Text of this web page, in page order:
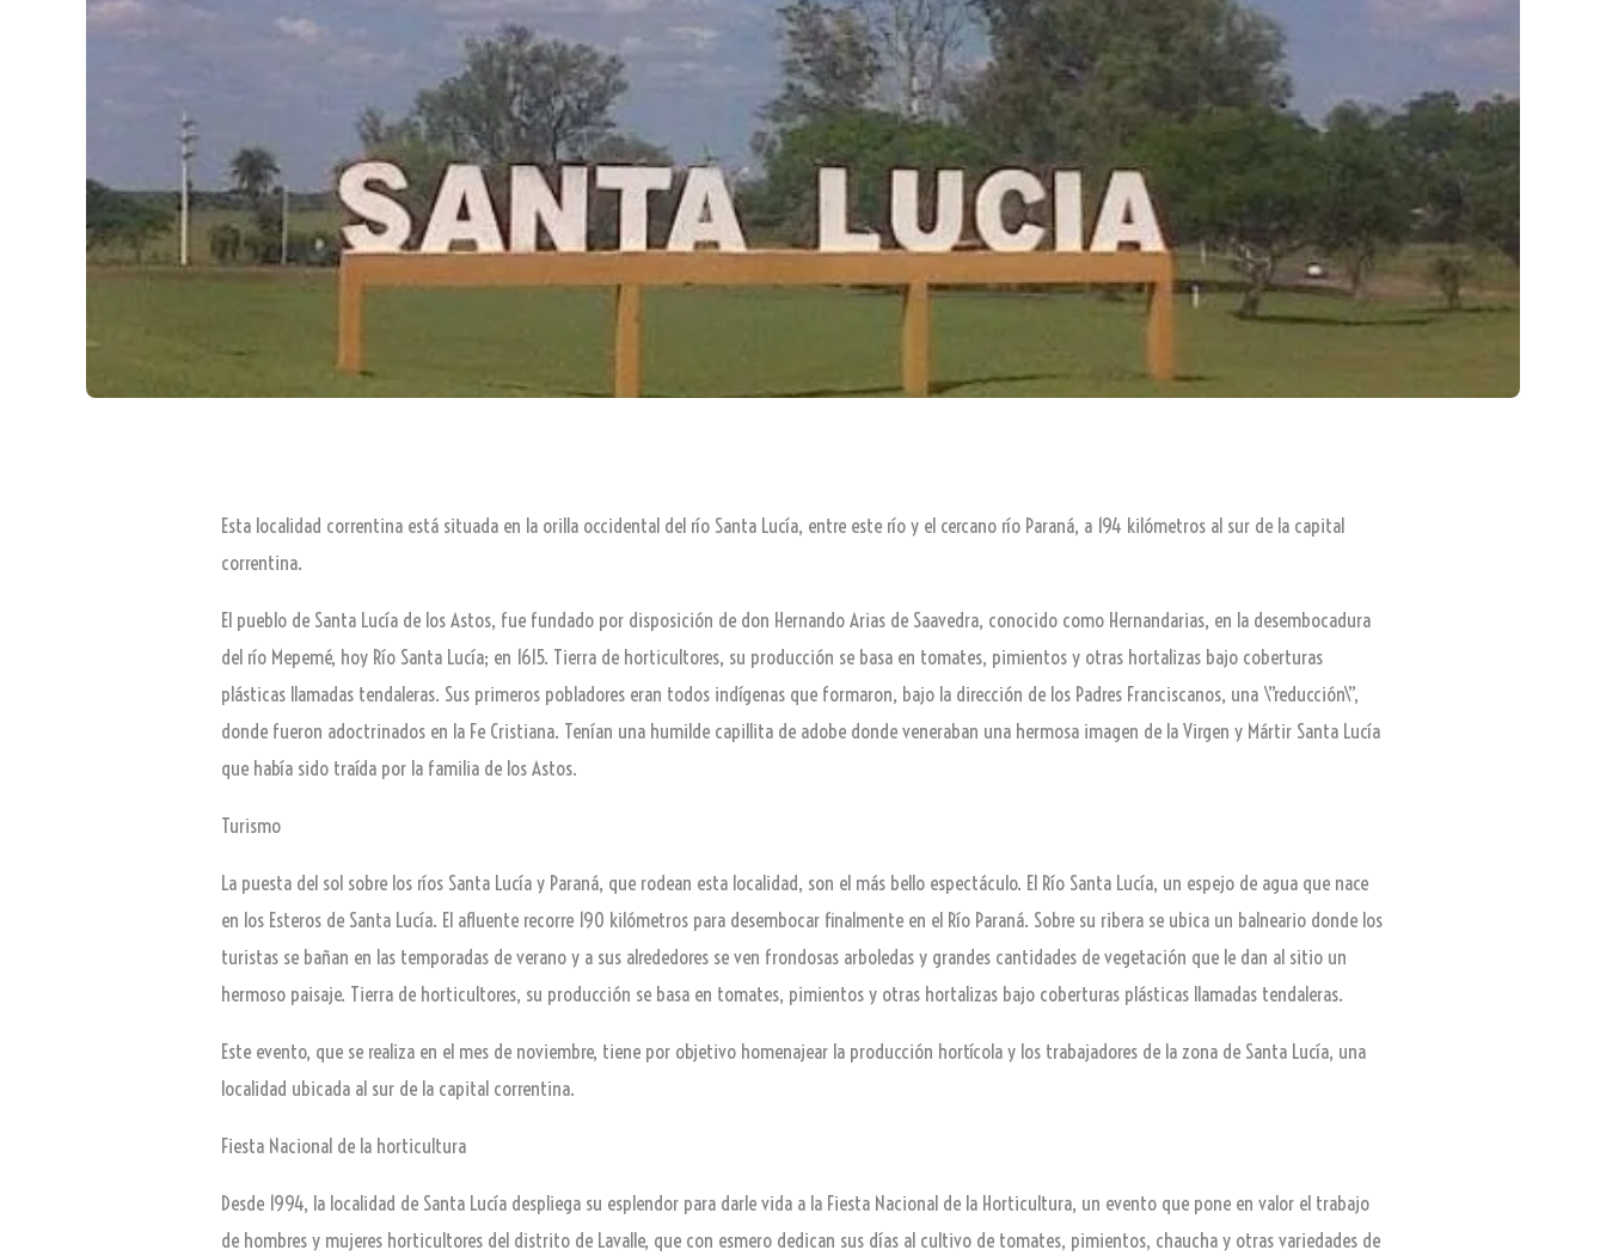
Esta localidad correntina está situada en la orilla occidental del río Santa Lucía, entre este río y el cercano río Paraná, a 194 kilómetros al sur de la capital
correntina.
El pueblo de Santa Lucía de los Astos, fue fundado por disposición de don Hernando Arias de Saavedra, conocido como Hernandarias, en la desembocadura
del río Mepemé, hoy Río Santa Lucía; en 1615. Tierra de horticultores, su producción se basa en tomates, pimientos y otras hortalizas bajo coberturas
plásticas llamadas tendaleras. Sus primeros pobladores eran todos indígenas que formaron, bajo la dirección de los Padres Franciscanos, una \”reducción\”,
donde fueron adoctrinados en la Fe Cristiana. Tenían una humilde capillita de adobe donde veneraban una hermosa imagen de la Virgen y Mártir Santa Lucía
que había sido traída por la familia de los Astos.
Turismo
La puesta del sol sobre los ríos Santa Lucía y Paraná, que rodean esta localidad, son el más bello espectáculo. El Río Santa Lucía, un espejo de agua que nace
en los Esteros de Santa Lucía. El afluente recorre 190 kilómetros para desembocar finalmente en el Río Paraná. Sobre su ribera se ubica un balneario donde los
turistas se bañan en las temporadas de verano y a sus alrededores se ven frondosas arboledas y grandes cantidades de vegetación que le dan al sitio un
hermoso paisaje. Tierra de horticultores, su producción se basa en tomates, pimientos y otras hortalizas bajo coberturas plásticas llamadas tendaleras.
Este evento, que se realiza en el mes de noviembre, tiene por objetivo homenajear la producción hortícola y los trabajadores de la zona de Santa Lucía, una
localidad ubicada al sur de la capital correntina.
Fiesta Nacional de la horticultura
Desde 1994, la localidad de Santa Lucía despliega su esplendor para darle vida a la Fiesta Nacional de la Horticultura, un evento que pone en valor el trabajo
de hombres y mujeres horticultores del distrito de Lavalle, que con esmero dedican sus días al cultivo de tomates, pimientos, chaucha y otras variedades de